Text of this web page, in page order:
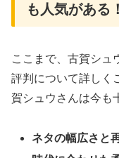
も人気がある！
ここまで、古賀シュ
評判について詳しく
賀シュウさんは今も
ネタの幅広さと